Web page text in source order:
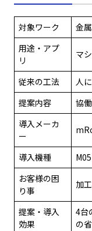
対象ワーク
金
用途・アプ
リ
マ
従来の工法
人
提案内容
協
導入メーカ
ー
導入機種
M05
お客様の困
り事
加
提案・導入
効果
4台
の